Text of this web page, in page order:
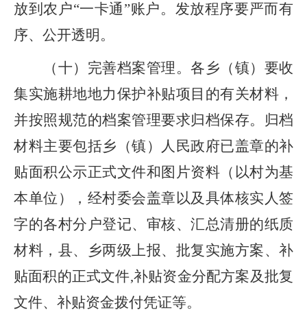
放到农户“一卡通”账户。发放程序要严而有
序、公开透明。
（十） 完善档案管理。 各 乡（镇） 要收
集实施耕地地力保护补贴项目的有关材料，
并按照规范的档案管理要求归档保存。归档
材料主要包括乡（镇）人民政府已盖章的补
贴面积公示正式文件和图片资料 （ 以村为基
本单位 ）
，经村委会盖章以及具体核实人签
字的各村分户登记、审核、汇总清册的纸质
材料，县、乡两级上报、批复实施方案、补
贴面积的正式文件,补贴资金分配方案及批复
文件、补贴资金拨付凭证等。